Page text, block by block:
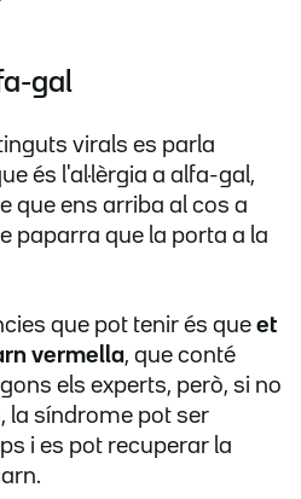
gal
virals es parla
és l'al·lèrgia a alfa-gal,
que ens arriba al cos a
paparra que la porta a la
que pot tenir és que et
vermella, que conté
els experts, però, si no
la síndrome pot ser
i es pot recuperar la